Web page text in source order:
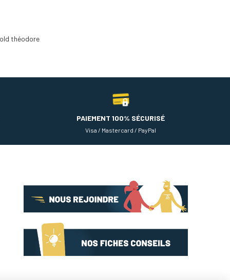
théodore
PAIEMENT 100% SÉCURISÉ
Visa / Mastercard / PayPal